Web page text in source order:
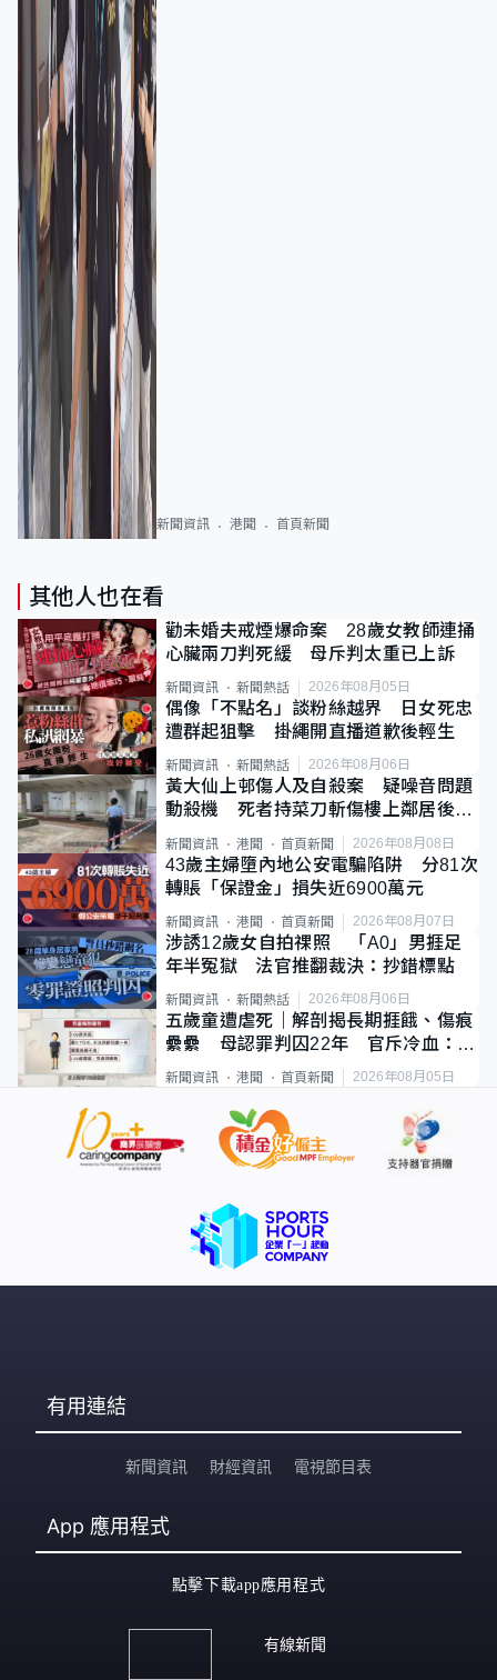
新聞資訊 港聞 首頁新聞
其他人也在看
勸未婚夫戒煙爆命案 28歲女教師連捅
心臟兩刀判死緩 母斥判太重已上訴
新聞資訊 新聞熱話 2026年08月05日
偶像「不點名」談粉絲越界 日女死忠
遭群起狙擊 掛繩開直播道歉後輕生
新聞資訊 新聞熱話 2026年08月06日
黃大仙上邨傷人及自殺案 疑噪音問題
動殺機 死者持菜刀斬傷樓上鄰居後墮
新聞資訊 港聞 首頁新聞 2026年08月08日
43歲主婦墮內地公安電騙陷阱 分81次
轉賬「保證金」損失近6900萬元
新聞資訊 港聞 首頁新聞 2026年08月07日
涉誘12歲女自拍祼照 「A0」男捱足
年半冤獄 法官推翻裁決：抄錯標點
新聞資訊 新聞熱話 2026年08月06日
五歲童遭虐死｜解剖揭長期捱餓、傷痕
纍纍 母認罪判囚22年 官斥冷血：同
類案最惡劣
新聞資訊 港聞 首頁新聞 2026年08月05日
有用連結
新聞資訊 財經資訊 電視節目表
App 應用程式
點擊下載app應用程式
有線新聞